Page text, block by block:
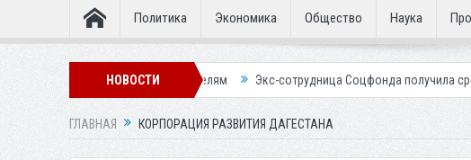
Политика Экономика Общество Наука
НОВОСТИ
подставным покупателям Экс-сотрудница Соцфонда получила срок за обман
ГЛАВНАЯ КОРПОРАЦИЯ РАЗВИТИЯ ДАГЕСТАНА